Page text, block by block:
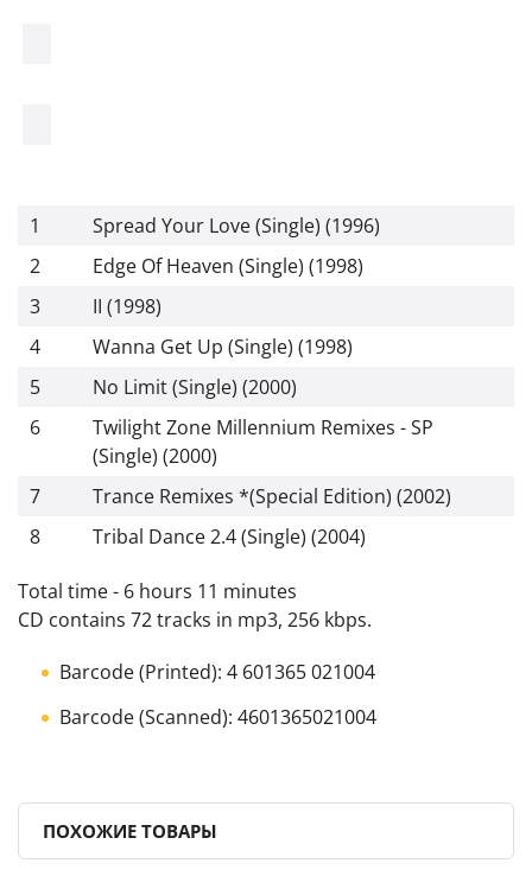
1
Spread Your Love (Single) (1996)
2
Edge Of Heaven (Single) (1998)
3
II (1998)
4
Wanna Get Up (Single) (1998)
5
No Limit (Single) (2000)
6
Twilight Zone Millennium Remixes - SP
(Single) (2000)
7
Trance Remixes *(Special Edition) (2002)
8
Tribal Dance 2.4 (Single) (2004)
Total time - 6 hours 11 minutes
CD contains 72 tracks in mp3, 256 kbps.
Barcode (Printed): 4 601365 021004
Barcode (Scanned): 4601365021004
ПОХОЖИЕ ТОВАРЫ